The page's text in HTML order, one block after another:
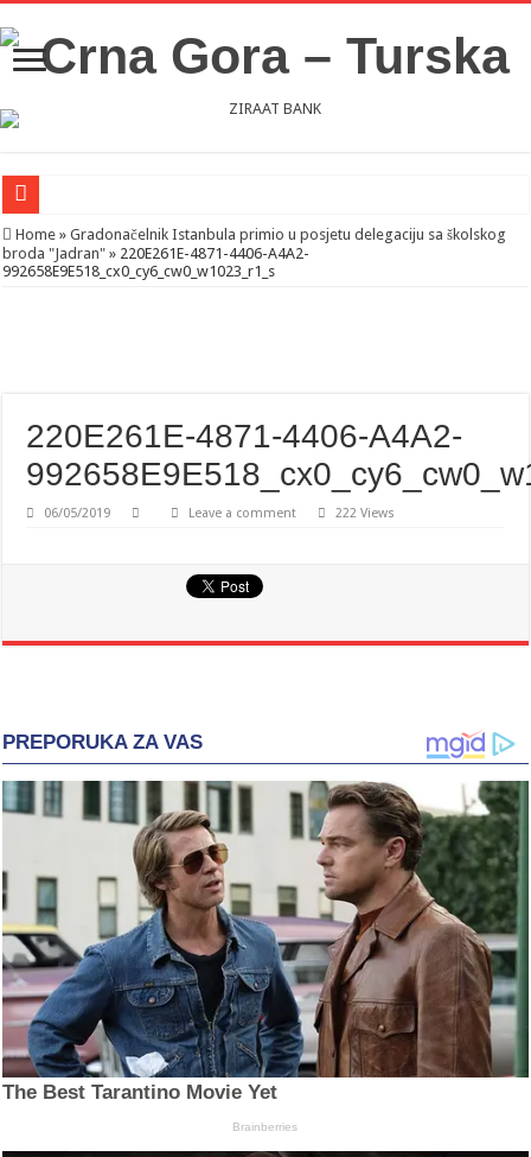
Novosti iz Acibadema
Šahman sa iseljenicima iz Crne Gore u Turskoj: Velika je važnost naše
Home » Gradonačelnik Istanbula primio u posjetu delegaciju sa školskog
broda "Jadran" » 220E261E-4871-4406-A4A2-
992658E9E518_cx0_cy6_cw0_w1023_r1_s
220E261E-4871-4406-A4A2-
06/05/2019 Leave a comment 222 Views